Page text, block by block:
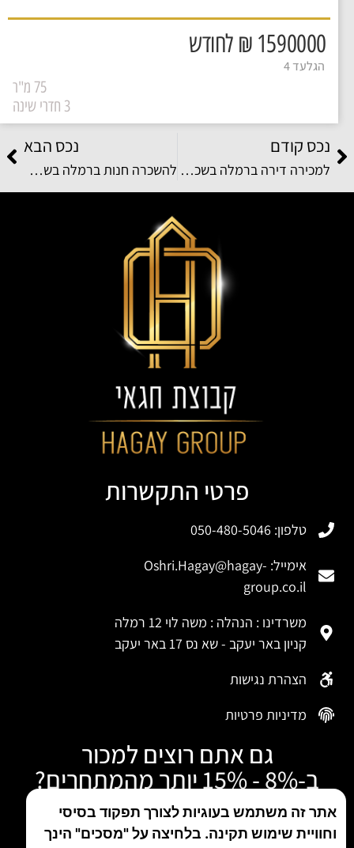
1590000 ₪ לחודש
הגלעד 4
75 מ"ר
נכס קודם
למכירה דירה ברמלה בשכונת בן גוריון ברחוב א.ס.לוי
נכס הבא
להשכרה חנות ברמלה בשכונת השופטים צפון ברחוב הגדוד העברי
פרטי התקשרות
טלפון: 050-480-5046
אימייל:Oshri.Hagay@hagay-
group.co.il
משרדינו : הנהלה : משה לוי 12 רמלה
קניון באר יעקב - שא נס 17 באר יעקב
הצהרת נגישות
מדיניות פרטיות
גם אתם רוצים למכור
ב-8% - 15% יותר מהמתחרים?
התקשרו עכשיו
טלפון: 050-480-5046
אתר זה משתמש בעוגיות לצורך תפקוד בסיסי
וחוויית שימוש תקינה. בלחיצה על "מסכים" הינך